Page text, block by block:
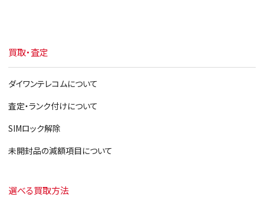
買取・査定
ダイワンテレコムについて
査定・ランク付けについて
SIMロック解除
未開封品の減額項目について
選べる買取方法